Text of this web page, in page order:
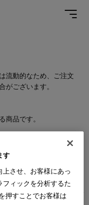
流動的なため、ご注文
がございます。
商品です。
品の一部を、期間限
。数量限定のため、な
す
させ、お客様にあっ
ィックを分析するた
押すことでお客様は